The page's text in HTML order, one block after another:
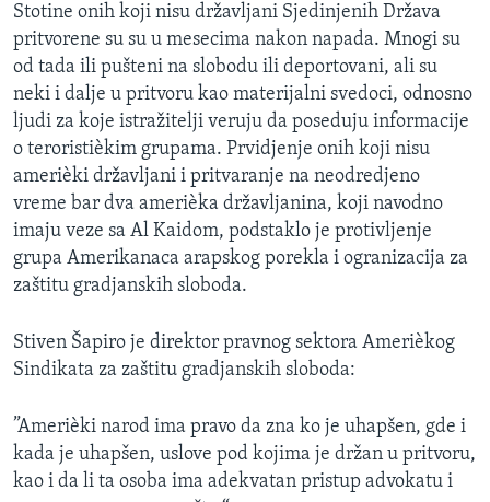
Stotine onih koji nisu državljani Sjedinjenih Država
pritvorene su su u mesecima nakon napada. Mnogi su
od tada ili pušteni na slobodu ili deportovani, ali su
neki i dalje u pritvoru kao materijalni svedoci, odnosno
ljudi za koje istražitelji veruju da poseduju informacije
o teroristièkim grupama. Prvidjenje onih koji nisu
amerièki državljani i pritvaranje na neodredjeno
vreme bar dva amerièka državljanina, koji navodno
imaju veze sa Al Kaidom, podstaklo je protivljenje
grupa Amerikanaca arapskog porekla i ogranizacija za
zaštitu gradjanskih sloboda.
Stiven Šapiro je direktor pravnog sektora Amerièkog
Sindikata za zaštitu gradjanskih sloboda:
”Amerièki narod ima pravo da zna ko je uhapšen, gde i
kada je uhapšen, uslove pod kojima je držan u pritvoru,
kao i da li ta osoba ima adekvatan pristup advokatu i